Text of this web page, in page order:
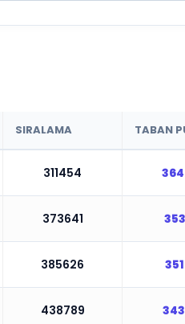
SIRALAMA TABAN
311454
373641
385626
438789